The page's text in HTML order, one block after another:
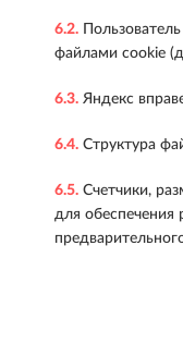
6.2.
файлами cookie
6.3. Яндекс
6.4. Структура
6.5. Счетчики,
для обеспечения